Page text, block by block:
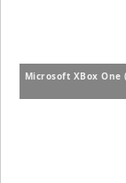
Microsoft XBox One